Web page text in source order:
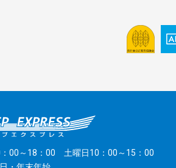
00～18：00 土曜日10：00～15：00